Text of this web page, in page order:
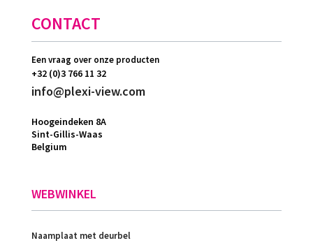
CONTACT
Een vraag over onze producten
+32 (0)3 766 11 32
info@plexi-view.com
Hoogeindeken 8A
Sint-Gillis-Waas
Belgium
WEBWINKEL
Naamplaat met deurbel